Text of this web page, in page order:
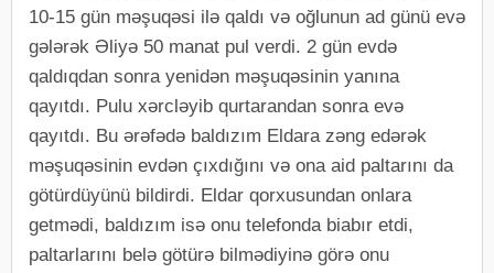
10-15 gün məşuqəsi ilə qaldı və oğlunun ad günü evə
gələrək Əliyə 50 manat pul verdi. 2 gün evdə
qaldıqdan sonra yenidən məşuqəsinin yanına
qayıtdı. Pulu xərcləyib qurtarandan sonra evə
qayıtdı. Bu ərəfədə baldızım Eldara zəng edərək
məşuqəsinin evdən çıxdığını və ona aid paltarını da
götürdüyünü bildirdi. Eldar qorxusundan onlara
getmədi, baldızım isə onu telefonda biabır etdi,
paltarlarını belə götürə bilmədiyinə görə onu